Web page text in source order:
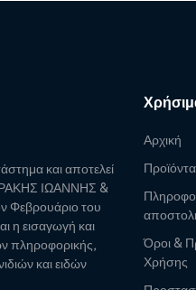
και αποτελεί
ΙΩΑΝΝΗΣ &
Φεβρουάριο του
η εισαγωγή και
πληροφορικής,
και ειδών
Αρχική
Προϊόντα
Όροι &
Χρήσης